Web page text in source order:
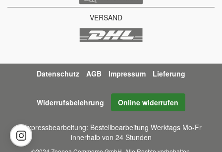
VERSAND
Datenschutz AGB Impressum Lieferung
Widerrufsbelehrung Online widerrufen
*Expressbearbeitung: Bestellbearbeitung Werktags Mo-Fr
innerhalb von 24 Stunden